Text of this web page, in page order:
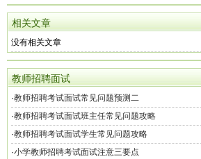
相关文章
没有相关文章
教师招聘面试
·教师招聘考试面试常见问题预测二
·教师招聘考试面试班主任常见问题攻略
·教师招聘考试面试学生常见问题攻略
·小学教师招聘考试面试注意三要点